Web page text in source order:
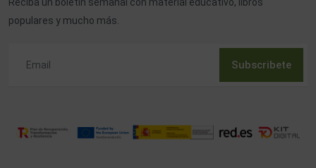
Reciba un boletín semanal con material educativo, libros
populares y mucho más.
Subscribete